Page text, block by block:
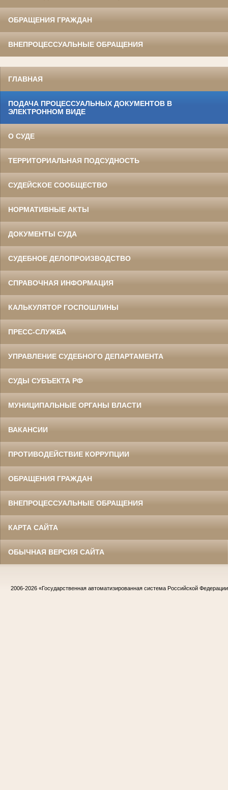
ОБРАЩЕНИЯ ГРАЖДАН
ВНЕПРОЦЕССУАЛЬНЫЕ ОБРАЩЕНИЯ
ГЛАВНАЯ
ПОДАЧА ПРОЦЕССУАЛЬНЫХ ДОКУМЕНТОВ В
ЭЛЕКТРОННОМ ВИДЕ
О СУДЕ
ТЕРРИТОРИАЛЬНАЯ ПОДСУДНОСТЬ
СУДЕЙСКОЕ СООБЩЕСТВО
НОРМАТИВНЫЕ АКТЫ
ДОКУМЕНТЫ СУДА
СУДЕБНОЕ ДЕЛОПРОИЗВОДСТВО
СПРАВОЧНАЯ ИНФОРМАЦИЯ
КАЛЬКУЛЯТОР ГОСПОШЛИНЫ
ПРЕСС-СЛУЖБА
УПРАВЛЕНИЕ СУДЕБНОГО ДЕПАРТАМЕНТА
СУДЫ СУБЪЕКТА РФ
МУНИЦИПАЛЬНЫЕ ОРГАНЫ ВЛАСТИ
ВАКАНСИИ
ПРОТИВОДЕЙСТВИЕ КОРРУПЦИИ
ОБРАЩЕНИЯ ГРАЖДАН
ВНЕПРОЦЕССУАЛЬНЫЕ ОБРАЩЕНИЯ
КАРТА САЙТА
ОБЫЧНАЯ ВЕРСИЯ САЙТА
2006-2026 «Государственная автоматизированная система Российской